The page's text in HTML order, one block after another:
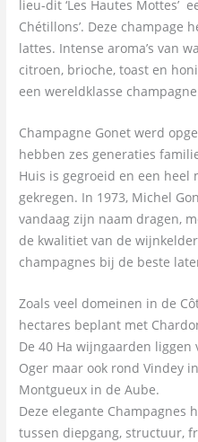
lieu-dit ‘Les Hautes Mottes’
Chétillons’. Deze champage
lattes. Intense aroma’s van
citroen, brioche, toast en
een wereldklasse champagne
Champagne Gonet werd
hebben zes generaties
Huis is gegroeid en een
gekregen. In 1973, Michel
vandaag zijn naam dragen,
de kwalitiet van de
champagnes bij de beste
Zoals veel domeinen in de
hectares beplant met
De 40 Ha wijngaarden
Oger maar ook rond Vindey
Montgueux in de Aube.
Deze elegante Champagnes
tussen diepgang, structuur,